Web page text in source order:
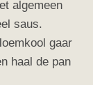
algemeen
saus.
gaar
haal de pan